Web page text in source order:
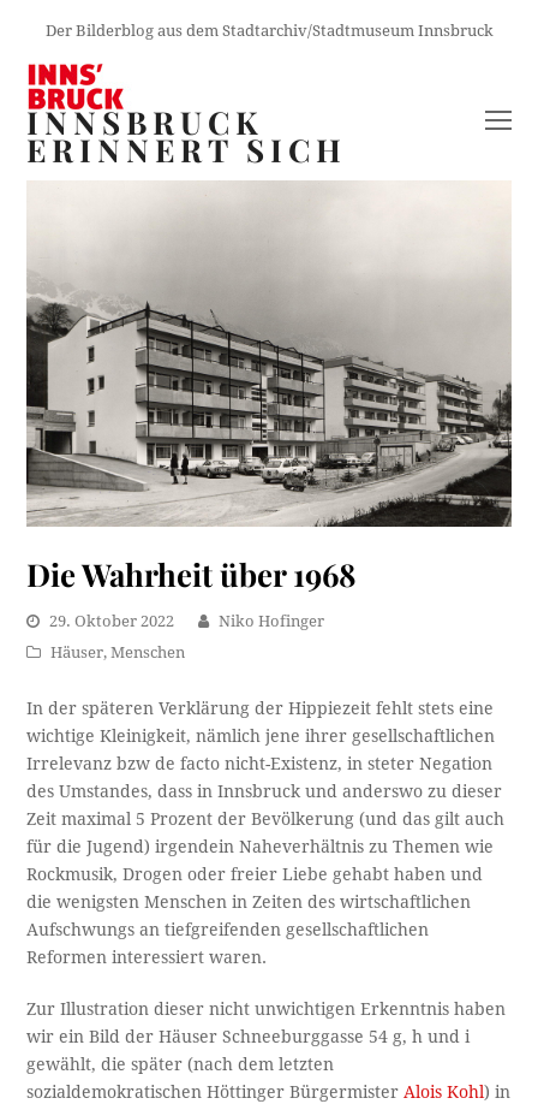
Der Bilderblog aus dem Stadtarchiv/Stadtmuseum Innsbruck
INNSBRUCK
ERINNERT SICH
Die Wahrheit über 1968
29. Oktober 2022
Niko Hofinger
Häuser,Menschen
In der späteren Verklärung der Hippiezeit fehlt stets eine
wichtige Kleinigkeit, nämlich jene ihrer gesellschaftlichen
Irrelevanz bzw de facto nicht-Existenz, in steter Negation
des Umstandes, dass in Innsbruck und anderswo zu dieser
Zeit maximal 5 Prozent der Bevölkerung (und das gilt auch
für die Jugend) irgendein Naheverhältnis zu Themen wie
Rockmusik, Drogen oder freier Liebe gehabt haben und
die wenigsten Menschen in Zeiten des wirtschaftlichen
Aufschwungs an tiefgreifenden gesellschaftlichen
Reformen interessiert waren.
Zur Illustration dieser nicht unwichtigen Erkenntnis haben
wir ein Bild der Häuser Schneeburggasse 54 g, h und i
gewählt, die später (nach dem letzten
sozialdemokratischen Höttinger Bürgermister Alois Kohl) in